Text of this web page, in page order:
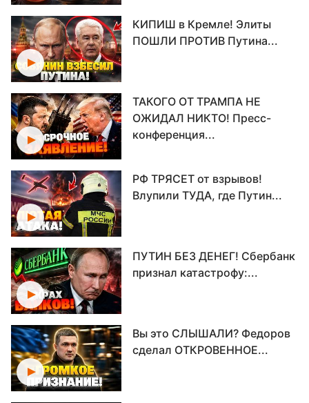
КИПИШ в Кремле! Элиты
ПОШЛИ ПРОТИВ Путина...
ТАКОГО ОТ ТРАМПА НЕ
ОЖИДАЛ НИКТО! Пресс-
конференция...
РФ ТРЯСЕТ от взрывов!
Влупили ТУДА, где Путин...
ПУТИН БЕЗ ДЕНЕГ! Сбербанк
признал катастрофу:...
Вы это СЛЫШАЛИ? Федоров
сделал ОТКРОВЕННОЕ...